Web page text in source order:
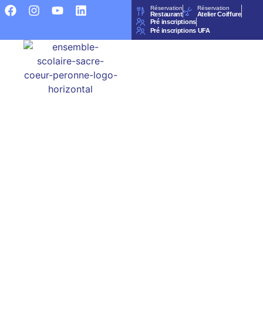
Réservation
Restaurant
Réservation
Atelier Coiffure
Pré inscriptions
Pré inscriptions UFA